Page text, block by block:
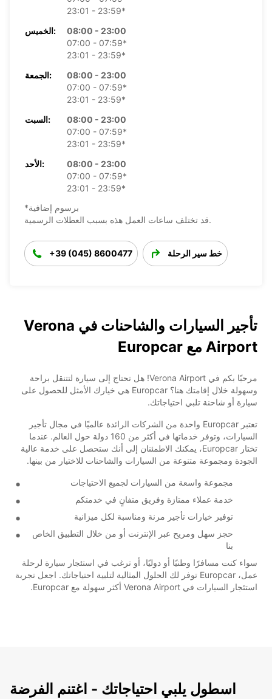
23:01 - 23:59*
الخميس:
08:00 - 23:00
07:00 - 07:59*
23:01 - 23:59*
الجمعة:
08:00 - 23:00
07:00 - 07:59*
23:01 - 23:59*
السبت:
08:00 - 23:00
07:00 - 07:59*
23:01 - 23:59*
الأحد:
08:00 - 23:00
07:00 - 07:59*
23:01 - 23:59*
*برسوم إضافية
قد تختلف ساعات العمل هذه بسبب العطلات الرسمية.
+39 (045) 8600477 خط سير الرحلة
تأجير السيارات والشاحنات في Verona
Airport مع Europcar
مرحبًا بكم في Verona Airport! هل تحتاج إلى سيارة لتتنقل براحة
وسهولة خلال إقامتك هنا؟ Europcar هي خيارك الأمثل للحصول على
سيارة أو شاحنة تلبي احتياجاتك.
تعتبر Europcar واحدة من الشركات الرائدة عالميًا في مجال تأجير
السيارات، وتوفر خدماتها في أكثر من 160 دولة حول العالم. عندما
تختار Europcar، يمكنك الاطمئنان إلى أنك ستحصل على خدمة عالية
الجودة ومجموعة متنوعة من السيارات والشاحنات للاختيار من بينها.
مجموعة واسعة من السيارات لجميع الاحتياجات
خدمة عملاء ممتازة وفريق متفانٍ في خدمتكم
توفير خيارات تأجير مرنة ومناسبة لكل ميزانية
حجز سهل ومريح عبر الإنترنت أو من خلال التطبيق الخاص
بنا
سواء كنت مسافرًا وطنيًا أو دوليًا، أو ترغب في استئجار سيارة لرحلة
عمل، Europcar توفر لك الحلول المثالية لتلبية احتياجاتك. اجعل تجربة
استئجار السيارات في Verona Airport أكثر سهولة مع Europcar.
اسطول يلبي احتياجاتك - اغتنم الفرضة